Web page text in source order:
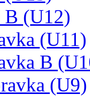
B (U12)
(U11)
B
(U9)